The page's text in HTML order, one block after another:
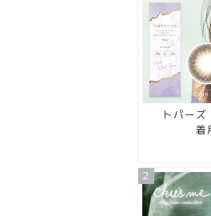
トパー
着
2